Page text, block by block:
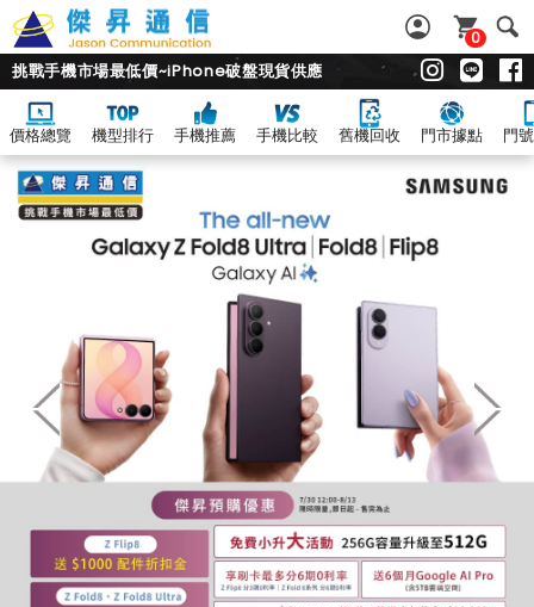
0
挑戰手機市場最低價~iPhone破盤現貨供應
價格總覽 機型排行 手機推薦 手機比較 舊機回收 門市據點 門